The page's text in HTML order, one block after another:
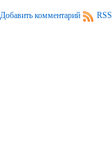
Добавить комментарий